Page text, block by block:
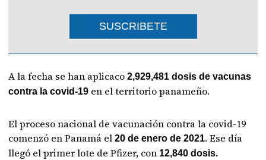
SUSCRIBETE
A la fecha se han aplicaco2,929,481 dosis de vacunas
contra la covid-19 en el territorio panameño.
El proceso nacional de vacunación contra la covid-19
comenzó en Panamá el20 de enero de 2021. Ese día
llegó el primer lote de Pfizer, con 12,840 dosis.